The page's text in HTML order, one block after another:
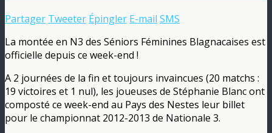
Partager Tweeter Épingler E-mail SMS
La montée en N3 des Séniors Féminines Blagnacaises est
officielle depuis ce week-end !
A 2 journées de la fin et toujours invaincues (20 matchs :
19 victoires et 1 nul), les joueuses de Stéphanie Blanc ont
composté ce week-end au Pays des Nestes leur billet
pour le championnat 2012-2013 de Nationale 3.